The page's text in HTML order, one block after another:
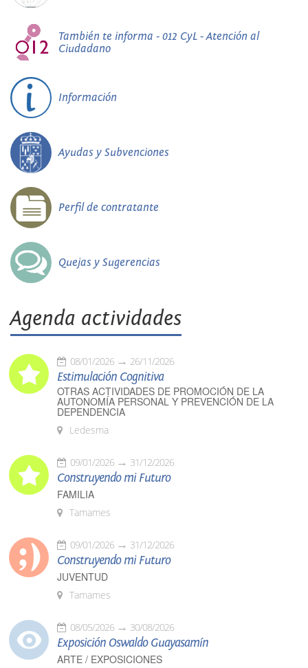
También te informa - 012 CyL - Atención al
Ciudadano
Información
Ayudas y Subvenciones
Perfil de contratante
Quejas y Sugerencias
Agenda actividades
08/01/2026 26/11/2026
Estimulación Cognitiva
OTRAS ACTIVIDADES DE PROMOCIÓN DE LA
AUTONOMÍA PERSONAL Y PREVENCIÓN DE LA
DEPENDENCIA
Ledesma
09/01/2026 31/12/2026
Construyendo mi Futuro
FAMILIA
Tamames
09/01/2026 31/12/2026
Construyendo mi Futuro
JUVENTUD
Tamames
08/05/2026 30/08/2026
Exposición Oswaldo Guayasamín
ARTE / EXPOSICIONES